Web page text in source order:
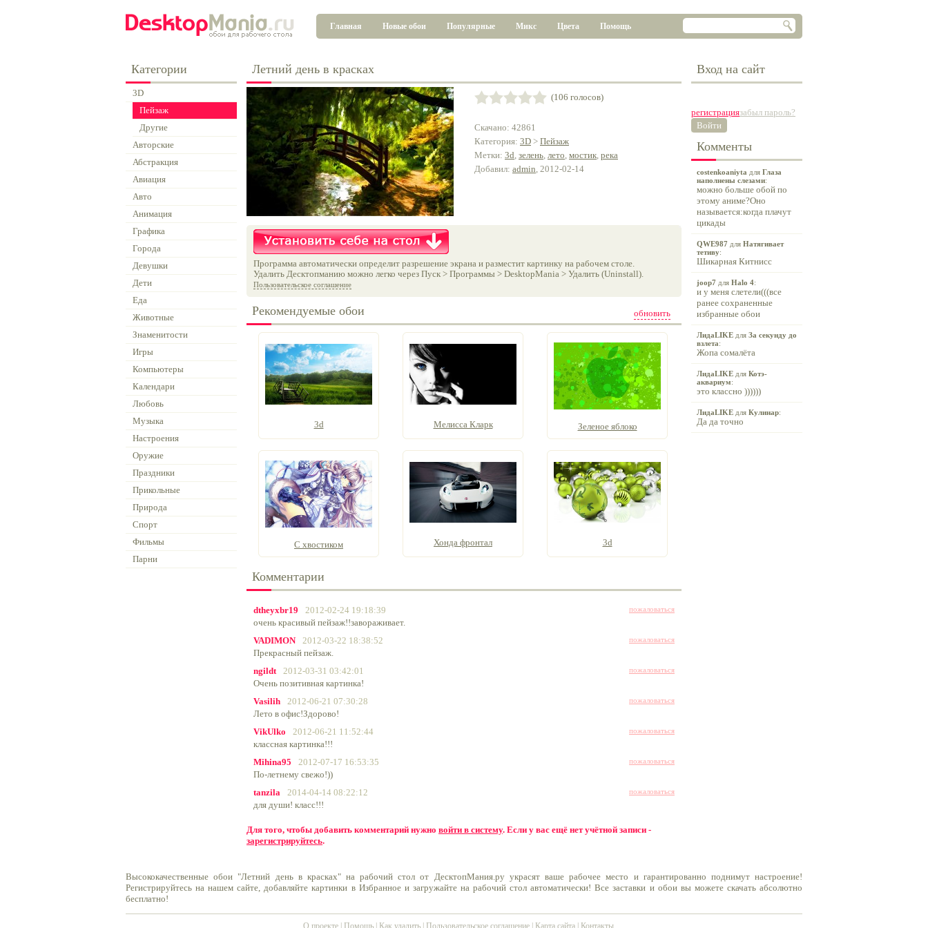
Главная Новые обои Популярные Микс Цвета Помощь
Категории
3D
Пейзаж
Другие
Авторские
Абстракция
Авиация
Авто
Анимация
Графика
Города
Девушки
Дети
Еда
Животные
Знаменитости
Игры
Компьютеры
Календари
Любовь
Музыка
Настроения
Оружие
Праздники
Прикольные
Природа
Спорт
Фильмы
Парни
Летний день в красках
(106 голосов)
Скачано: 42861
Категория: 3D > Пейзаж
Метки: 3d, зелень, лето, мостик, река
Добавил: admin, 2012-02-14
Программа автоматически определит разрешение экрана и разместит картинку на рабочем столе.
Удалить Десктопманию можно легко через Пуск > Программы > DesktopMania > Удалить (Uninstall).
Пользовательское соглашение
обновить
Рекомендуемые обои
3d Мелисса Кларк Зеленое яблоко
С хвостиком Хонда фронтал 3d
Комментарии
dtheyxbr19 пожаловаться
2012-02-24 19:18:39
очень красивый пейзаж!!завораживает.
VADIMON
пожаловаться
2012-03-22 18:38:52
Прекрасный пейзаж.
ngildt
пожаловаться
2012-03-31 03:42:01
Очень позитивная картинка!
Vasilih
пожаловаться
2012-06-21 07:30:28
Лето в офис!Здорово!
VikUlko
пожаловаться
2012-06-21 11:52:44
классная картинка!!!
Mihina95
пожаловаться
2012-07-17 16:53:35
По-летнему свежо!))
tanzila
пожаловаться
2014-04-14 08:22:12
для души! класс!!!
Для того, чтобы добавить комментарий нужно войти в систему. Если у вас ещё нет учётной записи -
зарегистрируйтесь.
Вход на сайт
регистрациязабыл пароль?
Войти
Комменты
costenkoaniyta для Глаза
наполнены слезами:
можно больше обой по
этому аниме?Оно
называется:когда плачут
цикады
QWE987 для Натягивает
тетиву:
Шикарная Китнисс
joop7 для Halo 4:
и у меня слетели(((все
ранее сохраненные
избранные обои
ЛидаLIKE для За секунду до
взлета:
Жопа сомалёта
ЛидаLIKE для Котэ-
аквариум:
это классно ))))))
ЛидаLIKE для Кулинар:
Да да точно
Высококачественные обои "Летний день в красках" на рабочий стол от ДесктопМания.ру украсят ваше рабочее место и гарантированно поднимут настроение!
Регистрируйтесь на нашем сайте, добавляйте картинки в Избранное и загружайте на рабочий стол автоматически! Все заставки и обои вы можете скачать абсолютно
бесплатно!
О проекте Помощь Как удалить Пользовательское соглашение Карта сайта Контакты